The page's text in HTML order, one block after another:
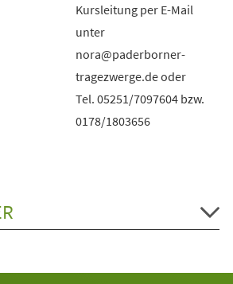
Kursleitung per E-Mail
unter
nora@paderborner-
tragezwerge.de oder
Tel. 05251/7097604 bzw.
0178/1803656